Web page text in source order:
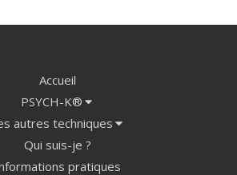
Accueil
PSYCH-K®
autres techniques
Qui suis-je ?
pratiques